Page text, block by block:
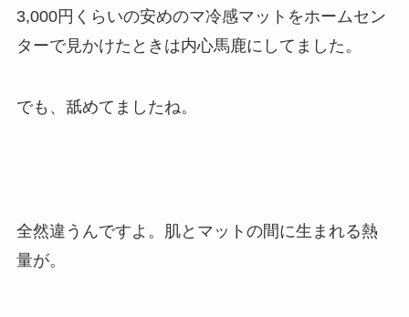
3,000円くらいの安めのマ冷感マットをホームセン
ターで見かけたときは内心馬鹿にしてました。
でも、舐めてましたね。
全然違うんですよ。肌とマットの間に生まれる熱
量が。